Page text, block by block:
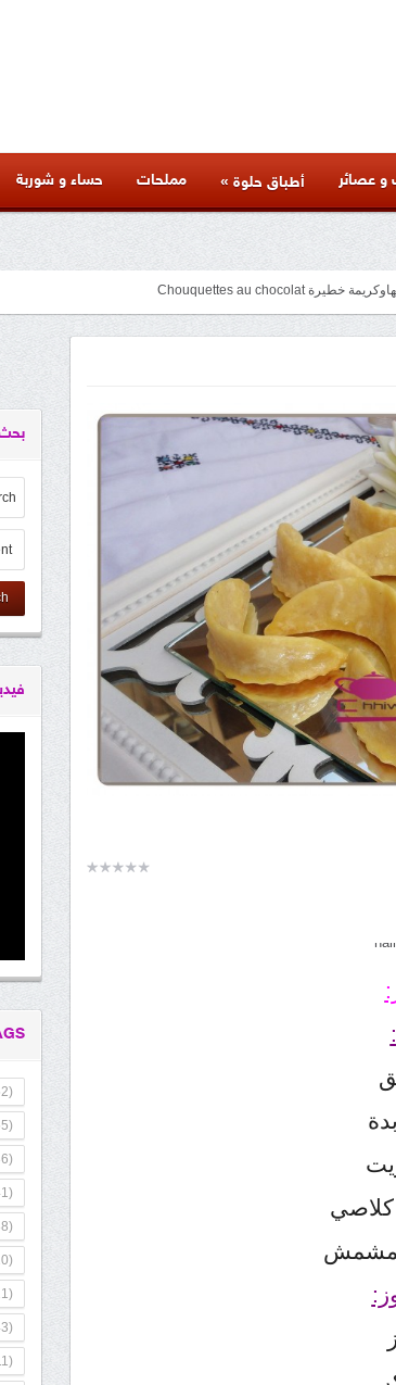
و عصائر أطباق حلوة » مملحات حساء و شوربة
المطاعم وكل المراحل والنصائح والمكونات الخاصة بها